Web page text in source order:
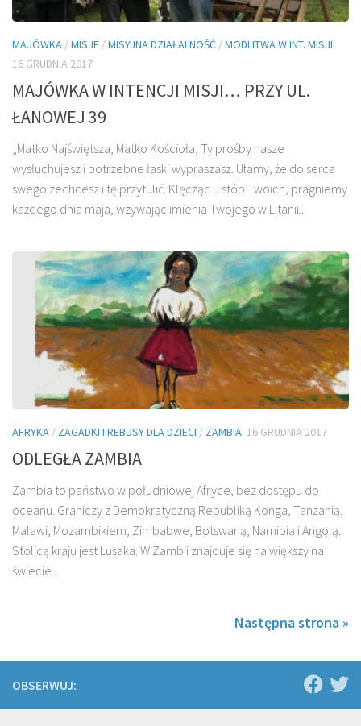
MAJÓWKA /MISJE /MISYJNA DZIAŁALNOŚĆ /MODLITWA W INT. MISJI
16 GRUDNIA 2017
MAJÓWKA W INTENCJI MISJI… PRZY UL.
ŁANOWEJ 39
„Matko Najświętsza, Matko Kościoła, Ty prośby nasze
wysłuchujesz i potrzebne łaski wypraszasz. Ufamy, że do serca
swego zechcesz i tę przytulić. Klęcząc u stóp Twoich, pragniemy
każdego dnia maja, wzywając imienia Twojego w Litanii...
AFRYKA / ZAGADKI I REBUSY DLA DZIECI / ZAMBIA 16 GRUDNIA 2017
ODLEGŁA ZAMBIA
Zambia to państwo w południowej Afryce, bez dostępu do
oceanu. Graniczy z Demokratyczną Republiką Konga, Tanzanią,
Malawi, Mozambikiem, Zimbabwe, Botswaną, Namibią i Angolą.
Stolicą kraju jest Lusaka. W Zambii znajduje się największy na
świecie...
Następna strona »
OBSERWUJ: